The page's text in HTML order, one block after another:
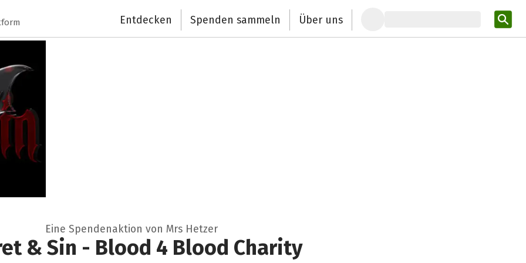
Entdecken Spenden sammeln Über uns
Eine Spendenaktion von Mrs Hetzer
& Sin - Blood 4 Blood Charity